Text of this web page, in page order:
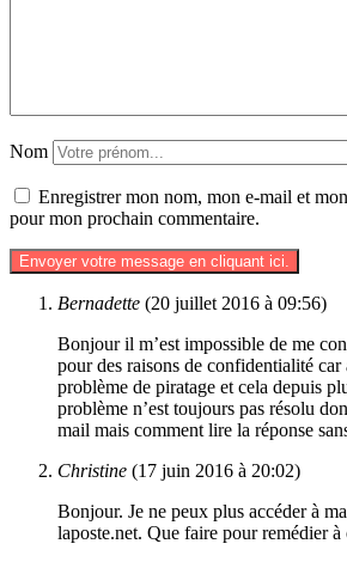
Nom
Enregistrer mon nom, mon e-mail et
pour mon prochain commentaire.
Bernadette (20 juillet 2016 à 09:56)
Bonjour il m’est impossible de me
pour des raisons de confidentialité
problème de piratage et cela depuis
problème n’est toujours pas résolu
mail mais comment lire la réponse
Christine (17 juin 2016 à 20:02)
Bonjour. Je ne peux plus accéder à
laposte.net. Que faire pour remédier à